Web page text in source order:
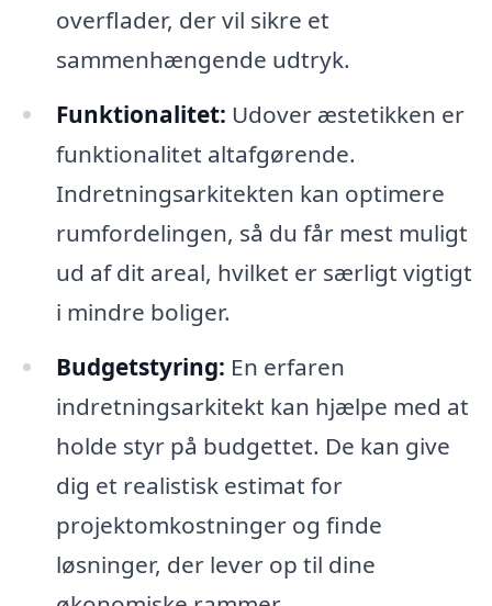
overflader, der vil sikre et
sammenhængende udtryk.
Funktionalitet: Udover æstetikken er
funktionalitet altafgørende.
Indretningsarkitekten kan optimere
rumfordelingen, så du får mest muligt
ud af dit areal, hvilket er særligt vigtigt
i mindre boliger.
Budgetstyring: En erfaren
indretningsarkitekt kan hjælpe med at
holde styr på budgettet. De kan give
dig et realistisk estimat for
projektomkostninger og finde
løsninger, der lever op til dine